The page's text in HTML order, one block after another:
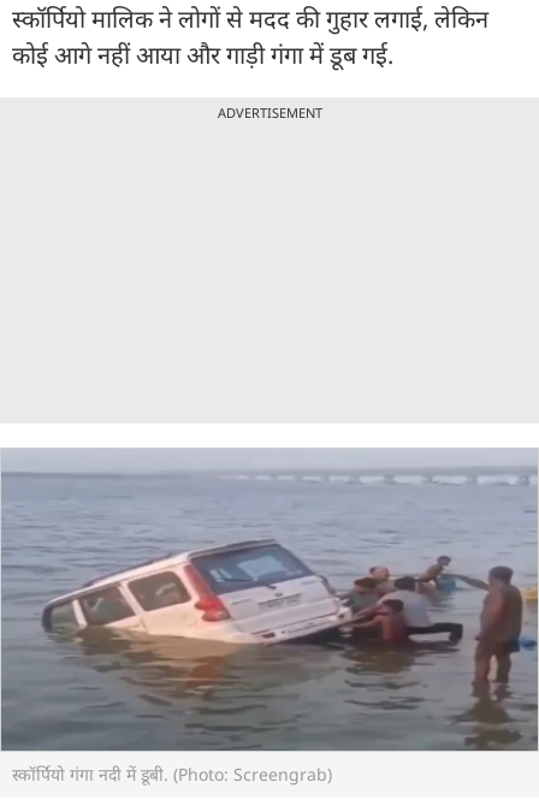
स्कॉर्पियो मालिक ने लोगों से मदद की गुहार लगाई, लेकिन
कोई आगे नहीं आया और गाड़ी गंगा में डूब गई.
ADVERTISEMENT
स्कॉर्पियो गंगा नदी में डूबी. (Photo: Screengrab)